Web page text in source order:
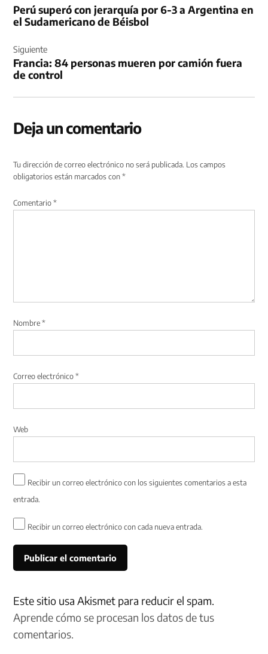
entradas
Perú superó con jerarquía por 6-3 a Argentina en
el Sudamericano de Béisbol
Siguiente
Francia: 84 personas mueren por camión fuera
de control
Deja un comentario
Tu dirección de correo electrónico no será publicada. Los campos
obligatorios están marcados con*
Comentario*
Nombre*
Correo electrónico*
Web
Recibir un correo electrónico con los siguientes comentarios a esta
entrada.
Recibir un correo electrónico con cada nueva entrada.
Este sitio usa Akismet para reducir el spam.
Aprende cómo se procesan los datos de tus
comentarios.